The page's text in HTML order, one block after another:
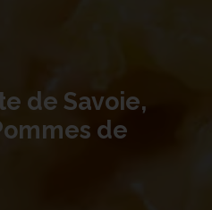
de Savoie,
de